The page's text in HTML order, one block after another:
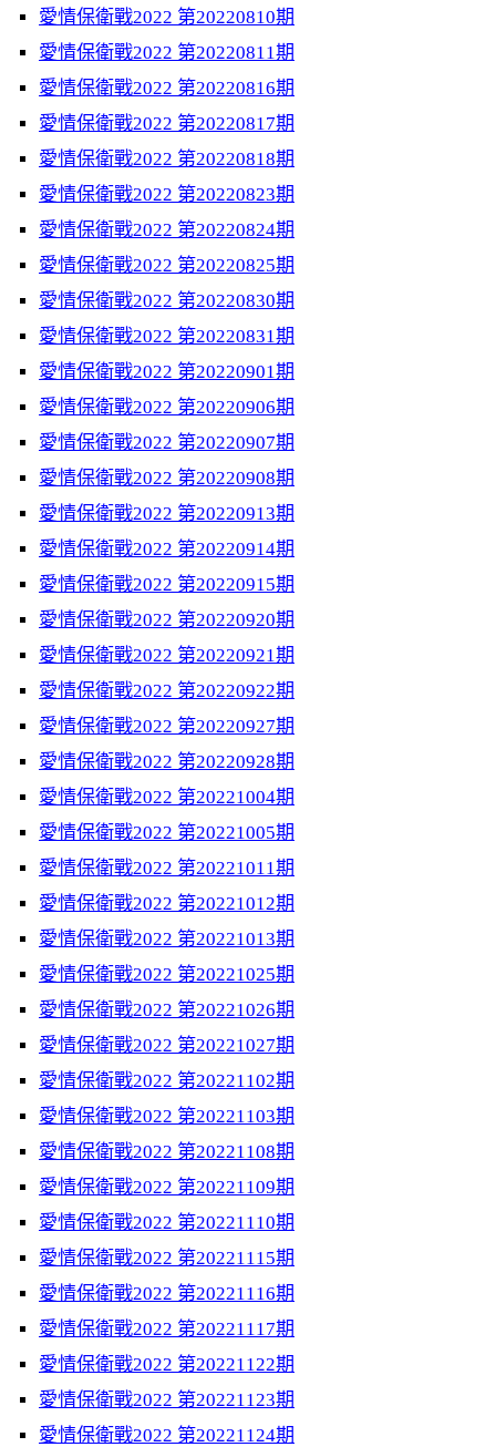
愛情保衛戰2022 第20220810期
愛情保衛戰2022 第20220811期
愛情保衛戰2022 第20220816期
愛情保衛戰2022 第20220817期
愛情保衛戰2022 第20220818期
愛情保衛戰2022 第20220823期
愛情保衛戰2022 第20220824期
愛情保衛戰2022 第20220825期
愛情保衛戰2022 第20220830期
愛情保衛戰2022 第20220831期
愛情保衛戰2022 第20220901期
愛情保衛戰2022 第20220906期
愛情保衛戰2022 第20220907期
愛情保衛戰2022 第20220908期
愛情保衛戰2022 第20220913期
愛情保衛戰2022 第20220914期
愛情保衛戰2022 第20220915期
愛情保衛戰2022 第20220920期
愛情保衛戰2022 第20220921期
愛情保衛戰2022 第20220922期
愛情保衛戰2022 第20220927期
愛情保衛戰2022 第20220928期
愛情保衛戰2022 第20221004期
愛情保衛戰2022 第20221005期
愛情保衛戰2022 第20221011期
愛情保衛戰2022 第20221012期
愛情保衛戰2022 第20221013期
愛情保衛戰2022 第20221025期
愛情保衛戰2022 第20221026期
愛情保衛戰2022 第20221027期
愛情保衛戰2022 第20221102期
愛情保衛戰2022 第20221103期
愛情保衛戰2022 第20221108期
愛情保衛戰2022 第20221109期
愛情保衛戰2022 第20221110期
愛情保衛戰2022 第20221115期
愛情保衛戰2022 第20221116期
愛情保衛戰2022 第20221117期
愛情保衛戰2022 第20221122期
愛情保衛戰2022 第20221123期
愛情保衛戰2022 第20221124期